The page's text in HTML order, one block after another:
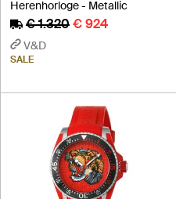
Herenhorloge - Metallic
€ 1.320€ 924
V&D
SALE